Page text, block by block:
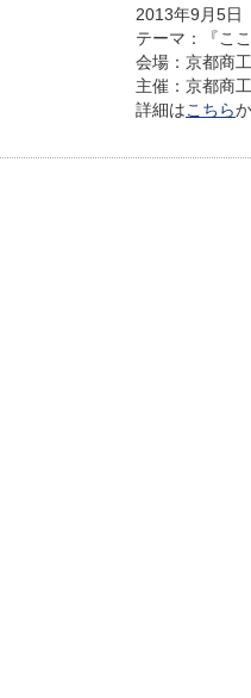
2013年9月5日
テーマ：『こ
会場：京都商
主催：京都商
詳細はこちら